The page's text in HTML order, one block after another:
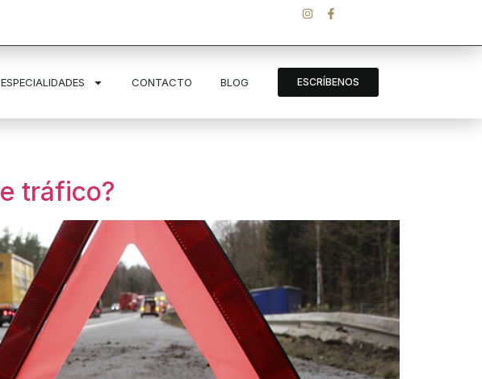
ESCRÍBENOS
ESPECIALIDADES CONTACTO BLOG
tráfico?